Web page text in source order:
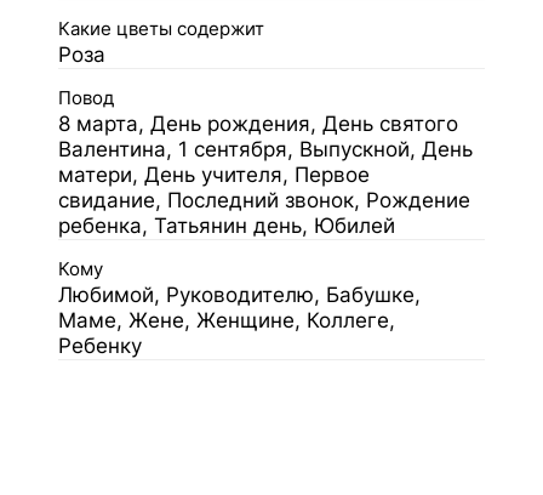
Какие цветы содержит
Роза
Повод
8 марта, День рождения, День святого
Валентина, 1 сентября, Выпускной, День
матери, День учителя, Первое
свидание, Последний звонок, Рождение
ребенка, Татьянин день, Юбилей
Кому
Любимой, Руководителю, Бабушке,
Маме, Жене, Женщине, Коллеге,
Ребенку